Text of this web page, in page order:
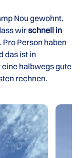
Nou gewohnt.
wirschnell in
Pro Person haben
das ist in
halbwegs gute
rechnen.